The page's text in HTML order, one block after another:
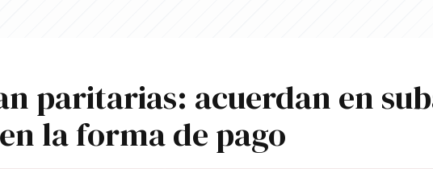
paritarias: acuerdan en
la forma de pago